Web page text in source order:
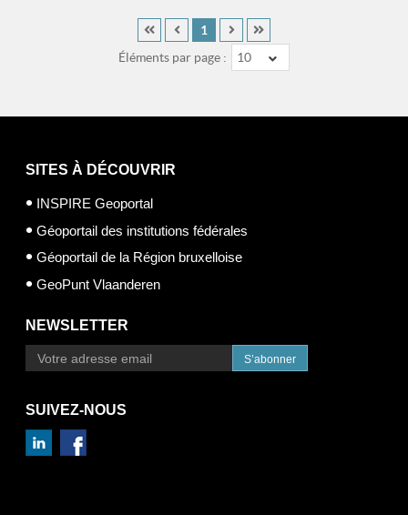
Éléments par page : 10
1
SITES À DÉCOUVRIR
INSPIRE Geoportal
Géoportail des institutions fédérales
Géoportail de la Région bruxelloise
GeoPunt Vlaanderen
NEWSLETTER
S’abonner
SUIVEZ-NOUS